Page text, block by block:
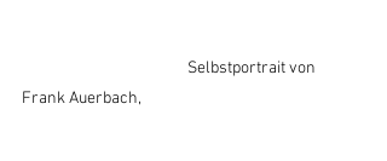
   Selbstportrait von
Frank Auerbach,